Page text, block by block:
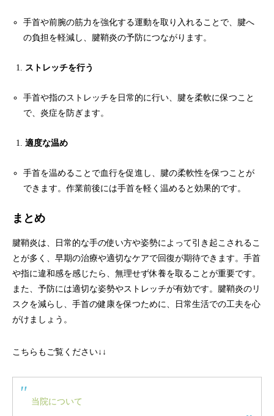
手首や前腕の筋力を強化する運動を取り入れることで、腱へ
の負担を軽減し、腱鞘炎の予防につながります。
ストレッチを行う
手首や指のストレッチを日常的に行い、腱を柔軟に保つこと
で、炎症を防ぎます。
適度な温め
手首を温めることで血行を促進し、腱の柔軟性を保つことが
できます。作業前後には手首を軽く温めると効果的です。
まとめ
腱鞘炎は、日常的な手の使い方や姿勢によって引き起こされるこ
とが多く、早期の治療や適切なケアで回復が期待できます。手首
や指に違和感を感じたら、無理せず休養を取ることが重要です。
また、予防には適切な姿勢やストレッチが有効です。腱鞘炎のリ
スクを減らし、手首の健康を保つために、日常生活での工夫を心
がけましょう。
こちらもご覧ください↓↓
当院について